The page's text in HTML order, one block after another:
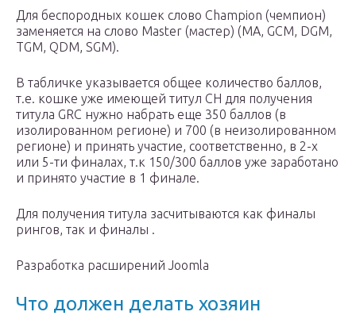
Для беспородных кошек слово Champion (чемпион)
заменяется на слово Master (мастер) (MA, GCM, DGM,
TGM, QDM, SGM).
В табличке указывается общее количество баллов,
т.е. кошке уже имеющей титул CH для получения
титула GRC нужно набрать еще 350 баллов (в
изолированном регионе) и 700 (в неизолированном
регионе) и принять участие, соответственно, в 2-х
или 5-ти финалах, т.к 150/300 баллов уже заработано
и принято участие в 1 финале.
Для получения титула засчитываются как финалы
рингов, так и финалы .
Разработка расширений Joomla
Что должен делать хозяин